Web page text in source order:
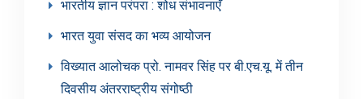
भारतीय ज्ञान परंपरा : शोध संभावनाएँ
भारत युवा संसद का भव्य आयोजन
विख्यात आलोचक प्रो. नामवर सिंह पर बी.एच.यू. में तीन
दिवसीय अंतरराष्ट्रीय संगोष्ठी